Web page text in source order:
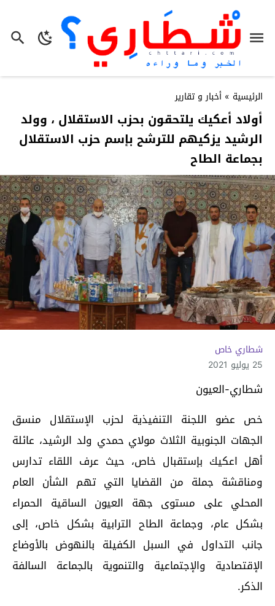
الرئيسية » أخبار و تقارير
أولاد أعكيك يلتحقون بحزب الاستقلال ، وولد
الرشيد يزكيهم للترشح بإسم حزب الاستقلال
بجماعة الطاح
شطاري خاص
25 يوليو 2021
شطاري-العيون
خص عضو اللجنة التنفيذية لحزب الإستقلال منسق
الجهات الجنوبية الثلاث مولاي حمدي ولد الرشيد، عائلة
أهل اعكيك بإستقبال خاص، حيث عرف اللقاء تدارس
ومناقشة جملة من القضايا التي تهم الشأن العام
المحلي على مستوى جهة العيون الساقية الحمراء
بشكل عام، وجماعة الطاح الترابية بشكل خاص، إلى
جانب التداول في السبل الكفيلة بالنهوض بالأوضاع
الإقتصادية والإجتماعية والتنموية بالجماعة السالفة
الذكر.